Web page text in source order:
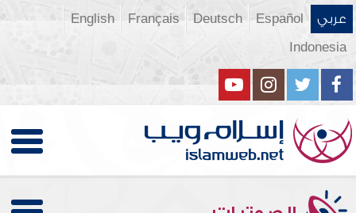
عربي Español
Deutsch
Français
English
Indonesia